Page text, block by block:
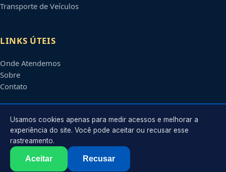
Transporte de Veículos
LINKS ÚTEIS
Onde Atendemos
Sobre
Contato
CONTATO
Atendimento em
contato@guinchosempalmas.com.br
2026 Palmas
. Todos os direitos reservados.
Usamos cookies apenas para medir acessos e melhorar a
experiência do site. Você pode aceitar ou recusar esse
rastreamento.
Aceitar Recusar